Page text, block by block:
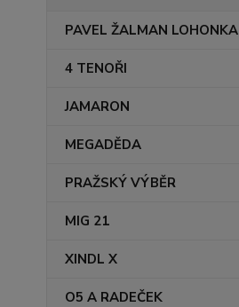
PAVEL ŽALMAN LOHONKA
4 TENOŘI
JAMARON
MEGADĚDA
PRAŽSKÝ VÝBĚR
MIG 21
XINDL X
O5 A RADEČEK